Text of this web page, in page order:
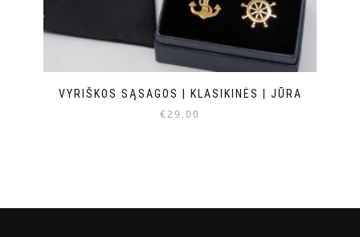
VYRIŠKOS SĄSAGOS | KLASIKINĖS | JŪRA
€29.00